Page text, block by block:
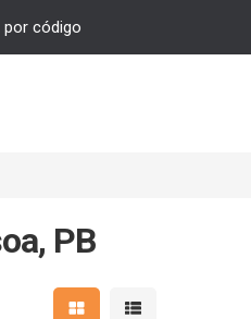
PB
Mostrar resultados em
Mostrar